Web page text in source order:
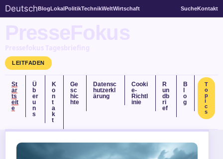
DeutschBlogLokalPolitikTechnikWeltWirtschaft SucheKontakt
PresseFokus
Pressefokus Tagesbriefing
LEITFADEN
St
ar
ts
eit
e
Ü
b
er
u
n
s
K
o
n
t
a
k
t
Ge
sc
hic
hte
Datensc
hutzerkl
ärung
Cooki
e-
Richtl
inie
R
un
db
ri
ef
B
o
g
T
o
p
i
c
s